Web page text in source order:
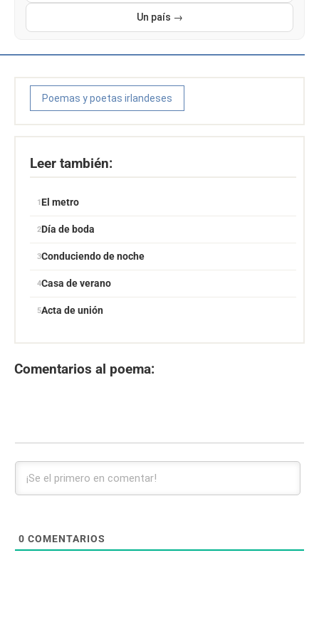
Un país →
Poemas y poetas irlandeses
Leer también:
El metro
Día de boda
Conduciendo de noche
Casa de verano
Acta de unión
Comentarios al poema:
0 COMENTARIOS